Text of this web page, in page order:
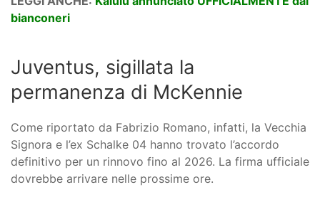
bianconeri
Juventus, sigillata la
permanenza di McKennie
Come riportato da Fabrizio Romano, infatti, la Vecchia
Signora e l’ex Schalke 04 hanno trovato l’accordo
definitivo per un rinnovo fino al 2026. La firma ufficiale
dovrebbe arrivare nelle prossime ore.